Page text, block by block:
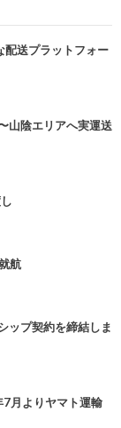
送プラットフォー
山陰エリアへ実運送
航
ップ契約を締結しま
7月よりヤマト運輸